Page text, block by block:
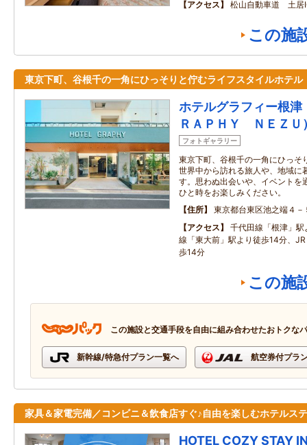
アクセス
松山自動車道 土居
この施
東京下町、谷根千の一角にひっそりと佇むライフスタイルホテル
ホテルグラフィー根
ＲＡＰＨＹ ＮＥＺＵ
フォトギャラリー
東京下町、谷根千の一角にひっそ
世界中から訪れる旅人や、地域に
す。思わぬ出会いや、イベントを
ひと時をお楽しみください。
住所
東京都台東区池之端４－
アクセス
千代田線「根津」
線「東大前」駅より徒歩14分、
歩14分
この施
この施設と交通手段を自由に組み合わせたおトクな
新幹線/特急付プラン一覧へ 航空券付プラ
家具＆家電完備／コンビニ＆飲食店すぐ♪自由を楽しむホテルス
HOTEL COZY STAY